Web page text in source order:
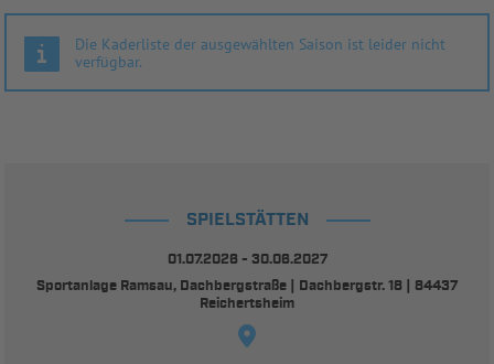
Die Kaderliste der ausgewählten Saison ist leider nicht
verfügbar.
SPIELSTÄTTEN
01.07.2026 - 30.06.2027
Sportanlage Ramsau, Dachbergstraße | Dachbergstr. 18 | 84437
Reichertsheim